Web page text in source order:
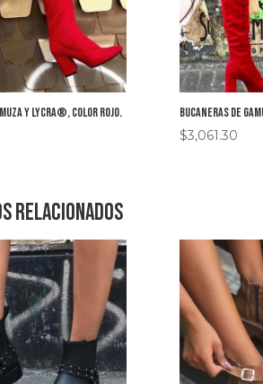
y Lycra®, color rojo. Bucaneras de
$3,061.30
relacionados